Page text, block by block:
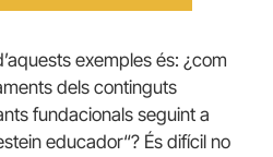
exemples és: ¿com
dels continguts
fundacionals seguint a
educador“? És difícil no